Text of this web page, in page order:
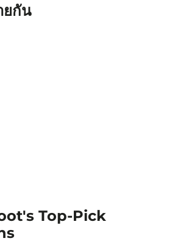
ยกัน
Top-Pick